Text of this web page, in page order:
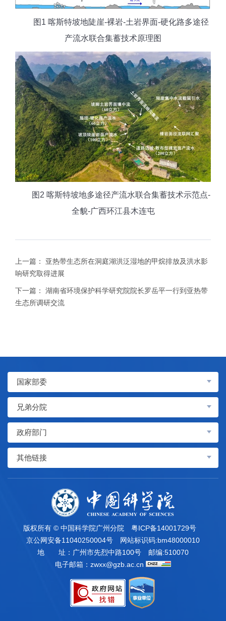
图1 喀斯特坡地陡崖-裸岩-土岩界面-硬化路多途径
产流水联合集蓄技术原理图
图2 喀斯特坡地多途径产流水联合集蓄技术示范点-
全貌-广西环江县木连屯
上一篇：
亚热带生态所在洞庭湖洪泛湿地的甲烷排放及洪水影
响研究取得进展
下一篇：
湖南省环境保护科学研究院院长罗岳平一行到亚热带
生态所调研交流
国家部委
兄弟分院
政府部门
其他链接
版权所有 © 中国科学院广州分院
粤ICP备14001729号
京公网安备11040250004号
网站标识码:bm48000010
地 址：广州市先烈中路100号
邮编:510070
电子邮箱： zwxx@gzb.ac.cn